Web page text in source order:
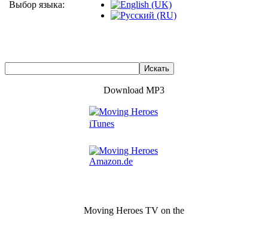
Выбор языка:
Download MP3
Moving Heroes TV on the